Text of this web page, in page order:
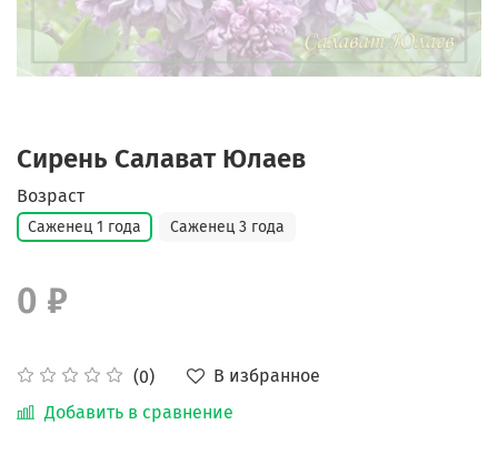
Сирень Салават Юлаев
(0)
В избранное
Добавить в сравнение
Возраст
Саженец 1 года Саженец 3 года
0 ₽